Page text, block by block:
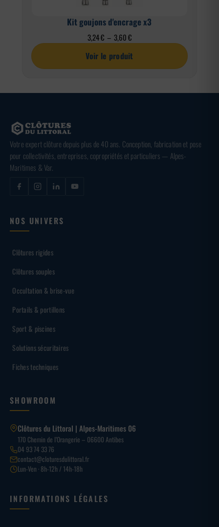
Kit goujons d'encrage x3
3,24€ – 3,60€Plage
prix :
3,24 €
3,60 €
Voir le produit
Votre expert clôture depuis plus de 40 ans. Conception, fabrication et pose
pour collectivités, entreprises, copropriétés et particuliers — Alpes-
Maritimes & Var.
NOS UNIVERS
Clôtures rigides
Clôtures souples
Occultation & brise-vue
Portails & portillons
Sport & piscines
Solutions sécuritaires
Fiches techniques
SHOWROOM
Clôtures du Littoral | Alpes-Maritimes 06
170 Chemin de l’Orangerie – 06600 Antibes
04 93 74 33 76
contact@cloturesdulittoral.fr
Lun-Ven · 8h-12h / 14h-18h
INFORMATIONS LÉGALES